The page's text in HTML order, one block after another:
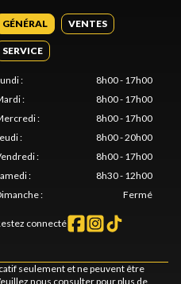
GÉNÉRAL VENTES
SERVICE
:
8h00 - 17h00
:
8h00 - 17h00
:
8h00 - 17h00
:
8h00 - 20h00
:
8h00 - 17h00
:
8h30 - 12h00
: Fermé
connecté
seulement et ne peuvent être
nous consulter pour plus de